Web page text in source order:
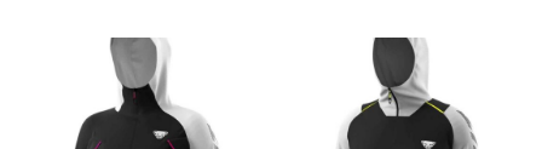
85.00CHF.